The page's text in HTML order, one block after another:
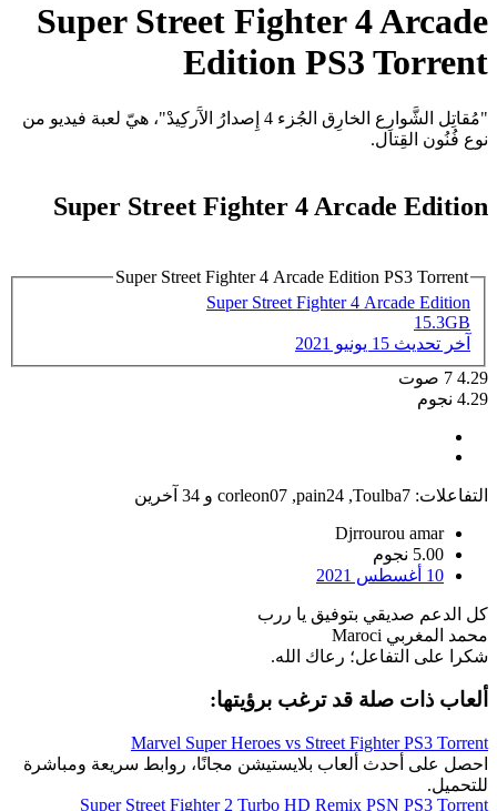
Super Street Fighter 4 Arcade
Edition PS3 Torrent
"مُقاتِل الشَّوارِع الخارِق الجُزء 4 إِصدارُ الآَركِيدْ"، هيّ لعبة فيديو من
نوع فُنُون القِتال.
Super Street Fighter 4 Arcade Edition
Super Street Fighter 4 Arcade Edition PS3 Torrent
Super Street Fighter 4 Arcade Edition
15.3GB
آخر تحديث 15 يونيو 2021
4.29
7 صوت
4.29 نجوم
التفاعلات: Toulba7
,
pain24
,
corleon07 و 34 آخرين
Djrrourou amar
5.00 نجوم
10 أغسطس 2021
كل الدعم صديقي بتوفيق يا ررب
محمد المغربي Maroci
شكرا على التفاعل؛ رعاك الله.
ألعاب ذات صلة قد ترغب برؤيتها:
Marvel Super Heroes vs Street Fighter PS3 Torrent
احصل على أحدث ألعاب بلايستيشن مجانًا، روابط سريعة ومباشرة
للتحميل.
Super Street Fighter 2 Turbo HD Remix PSN PS3 Torrent